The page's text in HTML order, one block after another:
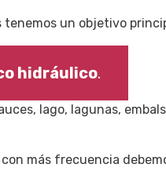
tenemos un objetivo
hidráulico.
lago, lagunas,
más frecuencia